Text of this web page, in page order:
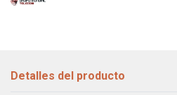
Detalles del producto